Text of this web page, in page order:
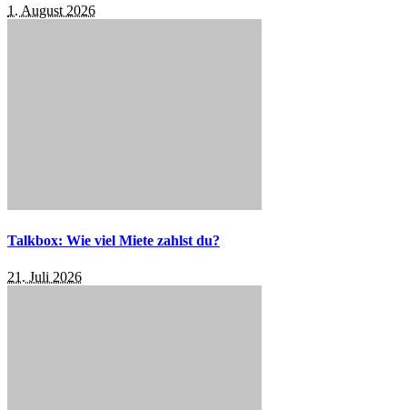
1. August 2026
Talkbox: Wie viel Miete zahlst du?
21. Juli 2026